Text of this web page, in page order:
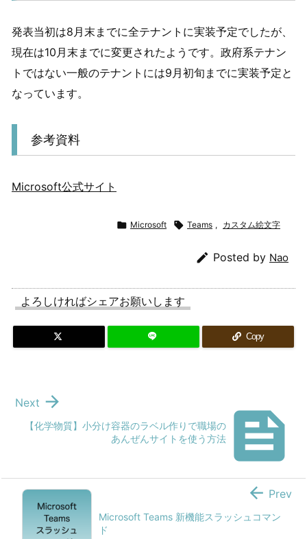
発表当初は8月末までに全テナントに実装予定でしたが、
現在は10月末までに変更されたようです。政府系テナン
トではない一般のテナントには9月初旬までに実装予定と
なっています。
参考資料
Microsoft公式サイト
 Microsoft  Teams , カスタム絵文字
 Posted by Nao
よろしければシェアお願いします
Copy

【化学物質】小分け容器のラベル作りで職場の
あんぜんサイトを使う方法

Next
Microsoft Teams 新機能スラッシュコマン
ド
 Prev